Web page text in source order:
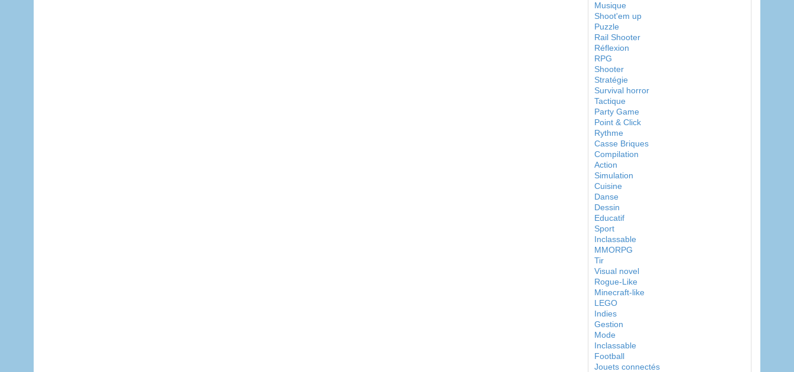
Musique
Shoot'em up
Puzzle
Rail Shooter
Réflexion
RPG
Shooter
Stratégie
Survival horror
Tactique
Party Game
Point & Click
Rythme
Casse Briques
Compilation
Action
Simulation
Cuisine
Danse
Dessin
Educatif
Sport
Inclassable
MMORPG
Tir
Visual novel
Rogue-Like
Minecraft-like
LEGO
Indies
Gestion
Mode
Inclassable
Football
Jouets connectés